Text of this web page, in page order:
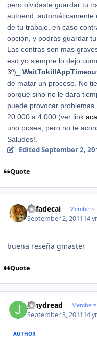
pero olvidaste guardar tu
autoend,
de tu trabajo, en caso
opción, y podrás guardar
Las contras son mas
eso yo siempre lo dejo
3º)_
de matar un proceso. No
porque sino no le dara
puede provocar
20.000 a 4.000 (ver link aca
uno posea, pero no te
Saludos!.
EditedSeptember 2,
Quote
Rafadecai Members
September 2, 201114 yr
buena reseña gmaster
Quote
jonydread Members
September 3, 201114 yr
AUTHOR